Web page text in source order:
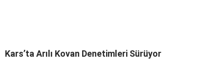
Kars’ta Arılı Kovan Denetimleri Sürüyor